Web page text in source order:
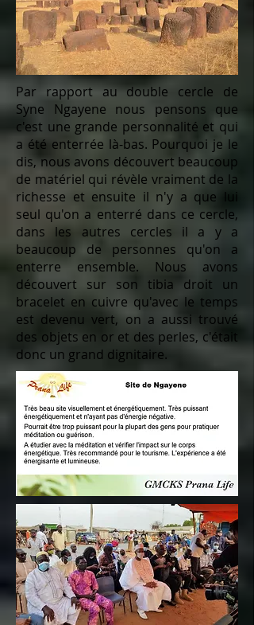
Par rapport au double cercle de
Syne Ngayene nous pensons que
c'est une grande personnalité et qui
a été enterrée là-bas. Pourquoi je le
dis, nous avons découvert beaucoup
de matériel qui révèle vraiment de la
richesse et ensuite il n'y a que lui
seul qu'on a enterré dans ce cercle,
dans les autres cercles il a y a
beaucoup de personnes qu'on a
enterre ensemble. Nous avons
découvert sur son tibia droit un
bracelet en cuivre qu'avec le temps
est devenu vert, on a aussi trouvé
des objets en or et des perles, c'était
donc un grand dignitaire.